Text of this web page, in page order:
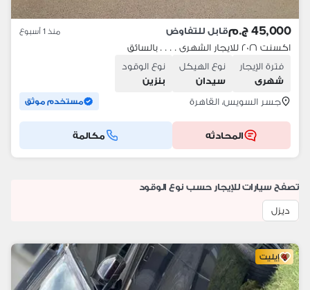
45,000 ج.م قابل للتفاوض منذ 1 أسبوع
اكسنت ٢٠٢٦ للايجار الشهرى . . . . بالسائق
فترة الإيجار
شهرى
نوع الهيكل
سيدان
نوع الوقود
بنزين
جسر السويس، القاهرة
مستخدم موثق
المحادثه مكالمة
تصفح سيارات للإيجار حسب نوع الوقود
ديزل
إيليت